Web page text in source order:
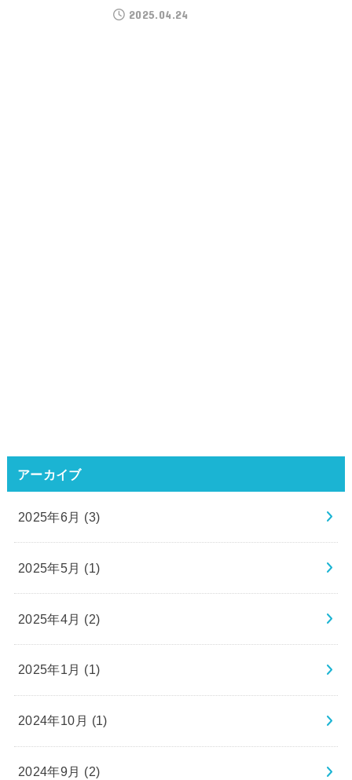
2025.04.24
アーカイブ
2025年6月 (3)
2025年5月 (1)
2025年4月 (2)
2025年1月 (1)
2024年10月 (1)
2024年9月 (2)